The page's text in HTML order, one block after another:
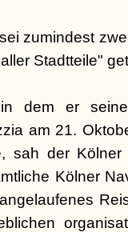
zumindest
Stadtteile"
in dem er
am 21.
sah der
Kölner